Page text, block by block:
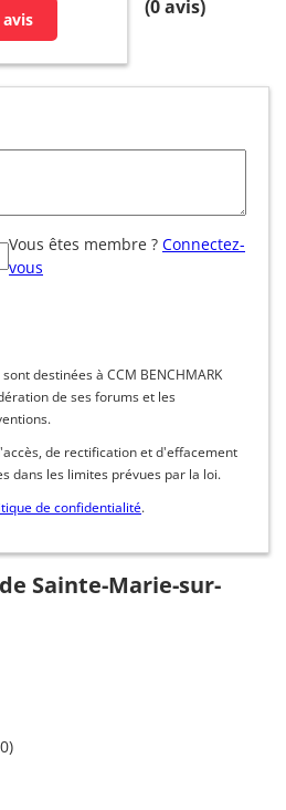
(0avis)
Vous êtes membre ? Connectez-
vous
destinées à CCM BENCHMARK
de ses forums et les
de rectification et d'effacement
dans les limites prévues par la loi.
de confidentialité.
Sainte-Marie-sur-